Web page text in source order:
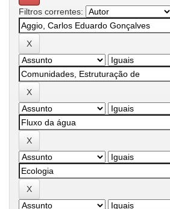
Filtros correntes: